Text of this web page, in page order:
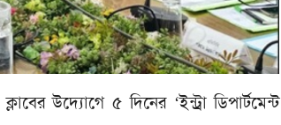
উদ্যোগে ৫ দিনের ‘ইন্ট্রা ডিপার্টমেন্ট